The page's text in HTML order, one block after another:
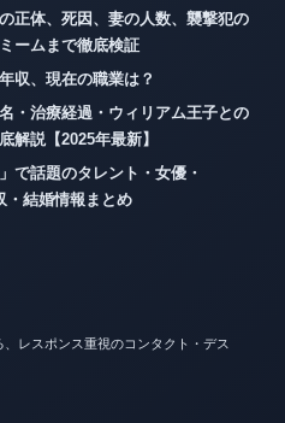
正体、死因、妻の人数、襲撃犯の
ームまで徹底検証
収、現在の職業は？
・治療経過・ウィリアム王子との
解説【2025年最新】
で話題のタレント・女優・
・結婚情報まとめ
レスポンス重視のコンタクト・デス